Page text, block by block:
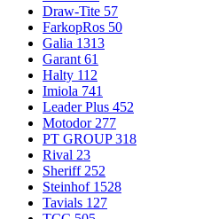
Draw-Tite 57
FarkopRos 50
Galia 1313
Garant 61
Halty 112
Imiola 741
Leader Plus 452
Motodor 277
PT GROUP 318
Rival 23
Sheriff 252
Steinhof 1528
Tavials 127